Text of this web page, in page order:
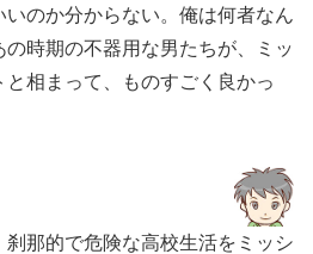
のか分からない。俺は何者なん
時期の不器用な男たちが、ミッ
相まって、ものすごく良かっ
那的で危険な高校生活をミッシ